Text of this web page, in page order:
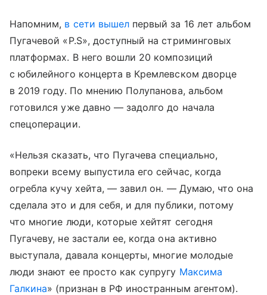
Напомним, в сети вышел первый за 16 лет альбом
Пугачевой «P.S», доступный на стриминговых
платформах. В него вошли 20 композиций
с юбилейного концерта в Кремлевском дворце
в 2019 году. По мнению Полупанова, альбом
готовился уже давно — задолго до начала
спецоперации.
«Нельзя сказать, что Пугачева специально,
вопреки всему выпустила его сейчас, когда
огребла кучу хейта, — завил он. — Думаю, что она
сделала это и для себя, и для публики, потому
что многие люди, которые хейтят сегодня
Пугачеву, не застали ее, когда она активно
выступала, давала концерты, многие молодые
люди знают ее просто как супругу Максима
Галкина» (признан в РФ иностранным агентом).